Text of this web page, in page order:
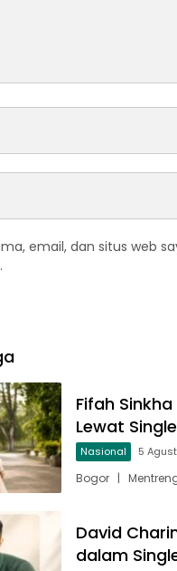
email, dan situs web
Fifah
Lewat
Nasional 5
Bogor |
David
dalam